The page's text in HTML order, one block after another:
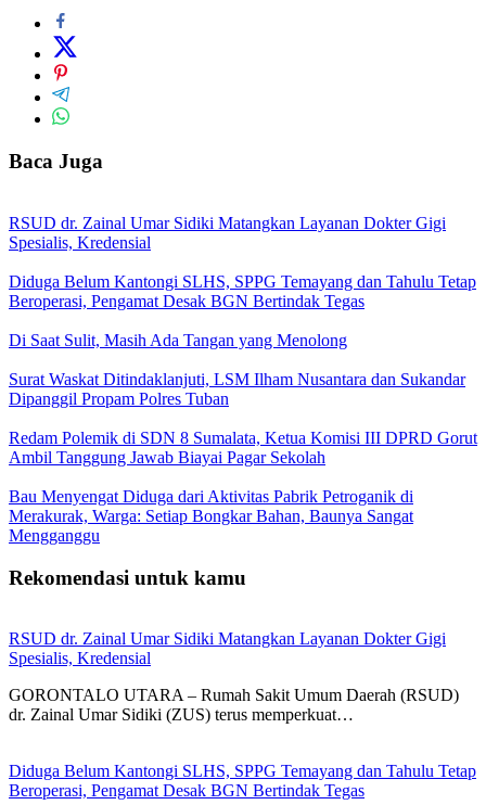
Baca Juga
RSUD dr. Zainal Umar Sidiki Matangkan Layanan Dokter Gigi
Spesialis, Kredensial
Diduga Belum Kantongi SLHS, SPPG Temayang dan Tahulu Tetap
Beroperasi, Pengamat Desak BGN Bertindak Tegas
Di Saat Sulit, Masih Ada Tangan yang Menolong
Surat Waskat Ditindaklanjuti, LSM Ilham Nusantara dan Sukandar
Dipanggil Propam Polres Tuban
Redam Polemik di SDN 8 Sumalata, Ketua Komisi III DPRD Gorut
Ambil Tanggung Jawab Biayai Pagar Sekolah
Bau Menyengat Diduga dari Aktivitas Pabrik Petroganik di
Merakurak, Warga: Setiap Bongkar Bahan, Baunya Sangat
Mengganggu
Rekomendasi untuk kamu
RSUD dr. Zainal Umar Sidiki Matangkan Layanan Dokter Gigi
Spesialis, Kredensial
GORONTALO UTARA – Rumah Sakit Umum Daerah (RSUD)
dr. Zainal Umar Sidiki (ZUS) terus memperkuat…
Diduga Belum Kantongi SLHS, SPPG Temayang dan Tahulu Tetap
Beroperasi, Pengamat Desak BGN Bertindak Tegas